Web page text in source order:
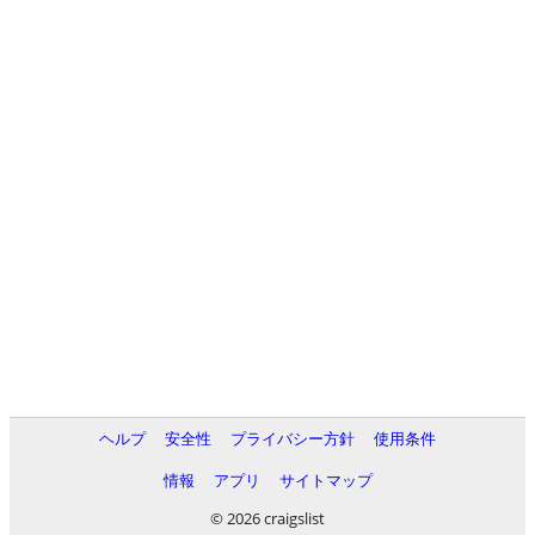
ヘルプ 安全性 プライバシー方針
使用条件
情報
アプリ
サイトマップ
© 2026 craigslist